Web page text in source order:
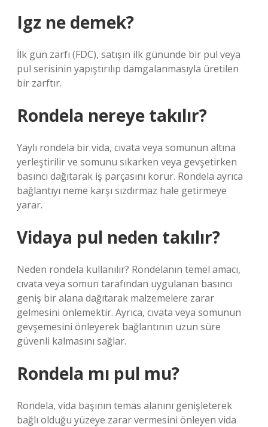
Igz ne demek?
İlk gün zarfı (FDC), satışın ilk gününde bir pul veya
pul serisinin yapıştırılıp damgalanmasıyla üretilen
bir zarftır.
Rondela nereye takılır?
Yaylı rondela bir vida, cıvata veya somunun altına
yerleştirilir ve somunu sıkarken veya gevşetirken
basıncı dağıtarak iş parçasını korur. Rondela ayrıca
bağlantıyı neme karşı sızdırmaz hale getirmeye
yarar.
Vidaya pul neden takılır?
Neden rondela kullanılır? Rondelanın temel amacı,
cıvata veya somun tarafından uygulanan basıncı
geniş bir alana dağıtarak malzemelere zarar
gelmesini önlemektir. Ayrıca, cıvata veya somunun
gevşemesini önleyerek bağlantının uzun süre
güvenli kalmasını sağlar.
Rondela mı pul mu?
Rondela, vida başının temas alanını genişleterek
bağlı olduğu yüzeye zarar vermesini önleyen vida